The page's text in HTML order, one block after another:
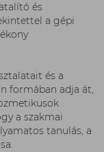
és
a gépi
és a
formában adja át,
a szakmai
tanulás, a